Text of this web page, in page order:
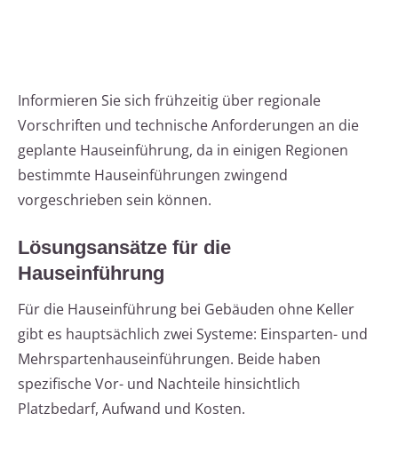
Informieren Sie sich frühzeitig über regionale
Vorschriften und technische Anforderungen an die
geplante Hauseinführung, da in einigen Regionen
bestimmte Hauseinführungen zwingend
vorgeschrieben sein können.
Lösungsansätze für die
Hauseinführung
Für die Hauseinführung bei Gebäuden ohne Keller
gibt es hauptsächlich zwei Systeme: Einsparten- und
Mehrspartenhauseinführungen. Beide haben
spezifische Vor- und Nachteile hinsichtlich
Platzbedarf, Aufwand und Kosten.